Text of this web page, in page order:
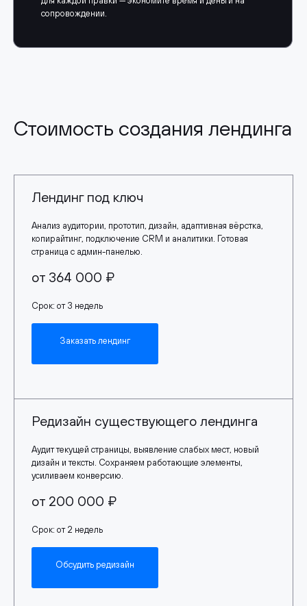
сопровождении.
Стоимость создания лендинга
Лендинг под ключ
Анализ аудитории, прототип, дизайн, адаптивная вёрстка,
копирайтинг, подключение CRM и аналитики. Готовая
страница с админ-панелью.
от 364 000 ₽
Срок: от 3 недель
Заказать лендинг
Редизайн существующего лендинга
Аудит текущей страницы, выявление слабых мест, новый
дизайн и тексты. Сохраняем работающие элементы,
усиливаем конверсию.
от 200 000 ₽
Срок: от 2 недель
Обсудить редизайн